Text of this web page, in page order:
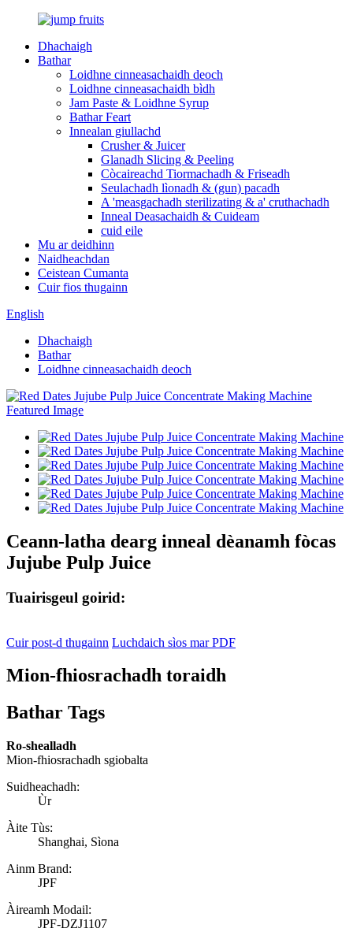
Dhachaigh
Bathar
Loidhne cinneasachaidh deoch
Loidhne cinneasachaidh bìdh
Jam Paste & Loidhne Syrup
Bathar Feart
Innealan giullachd
Crusher & Juicer
Glanadh Slicing & Peeling
Còcaireachd Tiormachadh & Friseadh
Seulachadh lìonadh & (gun) pacadh
A 'measgachadh sterilizating & a' cruthachadh
Inneal Deasachaidh & Cuideam
cuid eile
Mu ar deidhinn
Naidheachdan
Ceistean Cumanta
Cuir fios thugainn
English
Dhachaigh
Bathar
Loidhne cinneasachaidh deoch
Ceann-latha dearg inneal dèanamh fòcas
Jujube Pulp Juice
Tuairisgeul goirid:
Cuir post-d thugainn Luchdaich sìos mar PDF
Mion-fhiosrachadh toraidh
Bathar Tags
Ro-shealladh
Mion-fhiosrachadh sgiobalta
Suidheachadh:
Ùr
Àite Tùs:
Shanghai, Sìona
Ainm Brand:
JPF
Àireamh Modail:
JPF-DZJ1107